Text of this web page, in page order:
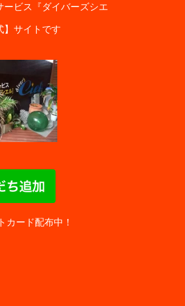
ービス『ダイバーズシエ
】サイトです
カード配布中！